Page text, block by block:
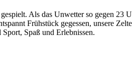
Als das Unwetter so gegen 23
Frühstück gegessen, unsere
Spaß und Erlebnissen.